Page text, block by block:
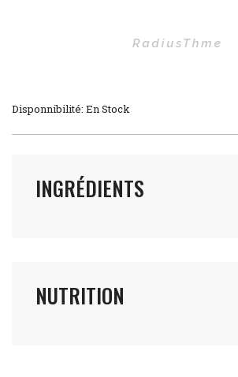
Disponnibilité: En Stock
INGRÉDIENTS
NUTRITION